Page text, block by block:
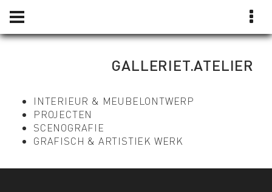
GALLERIET.ATELIER
INTERIEUR & MEUBELONTWERP
PROJECTEN
SCENOGRAFIE
GRAFISCH & ARTISTIEK WERK